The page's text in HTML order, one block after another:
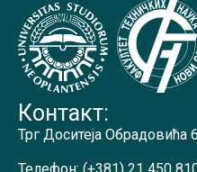
Контакт:
Трг Доситеја Обрадовића